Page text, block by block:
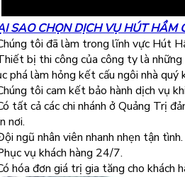
SAO CHỌN DỊCH VỤ HÚT HẦM
tôi đã làm trong lĩnh vực Hút
bị thi công của công ty là
phá làm hỏng kết cấu ngôi nhà quý
tôi cam kết bảo hành dịch vụ
tất cả các chi nhánh ở Quảng Trị
nơi.
ngũ nhân viên nhanh nhẹn tận tình.
vụ khách hàng 24/7.
hóa đơn giá trị gia tăng cho khách